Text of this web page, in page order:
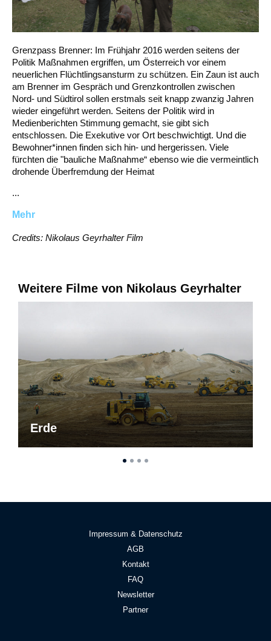
Grenzpass Brenner: Im Frühjahr 2016 werden seitens der
Politik Maßnahmen ergriffen, um Österreich vor einem
neuerlichen Flüchtlingsansturm zu schützen. Ein Zaun ist auch
am Brenner im Gespräch und Grenzkontrollen zwischen
Nord- und Südtirol sollen erstmals seit knapp zwanzig Jahren
wieder eingeführt werden. Seitens der Politik wird in
Medienberichten Stimmung gemacht, sie gibt sich
entschlossen. Die Exekutive vor Ort beschwichtigt. Und die
Bewohner*innen finden sich hin- und hergerissen. Viele
fürchten die "bauliche Maßnahme“ ebenso wie die vermeintlich
drohende Überfremdung der Heimat
...
Mehr
Credits: Nikolaus Geyrhalter Film
Weitere Filme von Nikolaus Geyrhalter
Erde
Impressum & Datenschutz
AGB
Kontakt
FAQ
Newsletter
Partner